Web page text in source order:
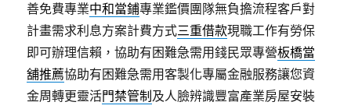
善免費專業中和當鋪專業鑑價團隊無負擔流程客戶對
計畫需求利息方案計費方式三重借款現職工作有勞保
即可辦理信賴，協助有困難急需用錢民眾專營板橋當
舖推薦協助有困難急需用客製化專屬金融服務讓您資
金周轉更靈活門禁管制 及人臉辨識豐富產業房屋安裝